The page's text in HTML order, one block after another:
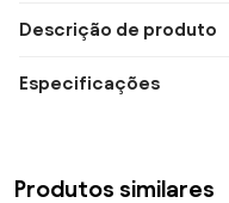
Descrição de produto
Especificações
Produtos similares